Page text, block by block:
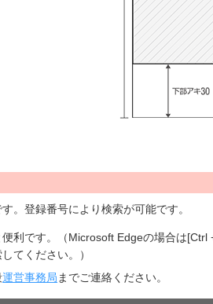
。登録番号により検索が可能です。
利です。（Microsoft Edgeの場合は[Ctrl
てください。）
運営事務局 までご連絡ください。